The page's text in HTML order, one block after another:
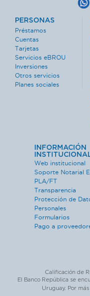
PERSONAS
Préstamos
Cuentas
Tarjetas
Servicios eBROU
Inversiones
Otros servicios
Planes sociales
INFORMACIÓN
Web institucional
Soporte Notarial
PLA/FT
Transparencia
Protección de
Personales
Formularios
Pago a
Calificación de
El Banco República se
Uruguay. Por